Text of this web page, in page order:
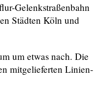
Gelenkstraßenbahn
Städten Köln und
um etwas nach. Die
mitgelieferten Linien-